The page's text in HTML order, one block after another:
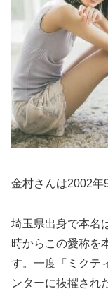
金村さんは2002年
埼玉県出身で本名
時からこの愛称を
す。一度「ミクテ
ンターに抜擢され